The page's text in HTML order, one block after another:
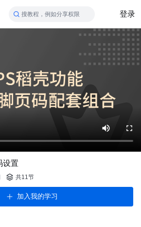
搜教程，例如分享权限 登录
设置
共11节
加入我的学习